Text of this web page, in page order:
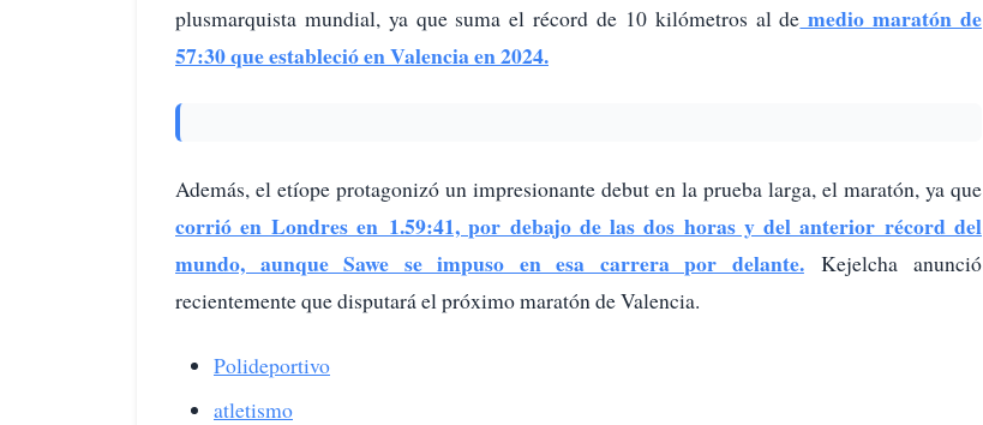
plusmarquista mundial, ya que suma el récord de 10 kilómetros al de medio maratón de
57:30 que estableció en Valencia en 2024.
Además, el etíope protagonizó un impresionante debut en la prueba larga, el maratón, ya que
corrió en Londres en 1.59:41, por debajo de las dos horas y del anterior récord del
mundo, aunque Sawe se impuso en esa carrera por delante.
Kejelcha anunció
recientemente que disputará el próximo maratón de Valencia.
Polideportivo
atletismo